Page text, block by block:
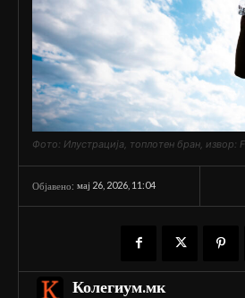
Фото: Илустрација, топлотен бран, извор:
Објавено: мај 26, 2026, 11:04
Колегиум.мк